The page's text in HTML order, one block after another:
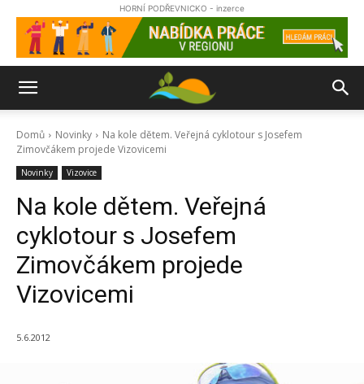
HORNÍ PODŘEVNICKO - inzerce
Domů Novinky
Na kole dětem. Veřejná cyklotour s Josefem
Zimovčákem projede Vizovicemi
Novinky Vizovice
Na kole dětem. Veřejná
cyklotour s Josefem
Zimovčákem projede
Vizovicemi
5.6.2012